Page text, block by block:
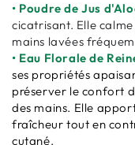
• Poudre de Jus
cicatrisant. Elle
mains lavées
• Eau Florale de
ses propriétés
préserver le confort
des mains. Elle
fraîcheur tout en
cutané.